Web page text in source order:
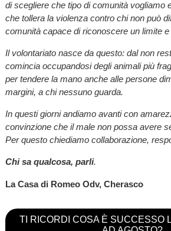
di scegliere che tipo di comunità vogliamo
che tollera la violenza contro chi non può
comunità capace di riconoscere un limite e
Il volontariato nasce da questo: dal non
comincia occupandosi degli animali più
per tendere la mano anche alle persone
margini, a chi nessuno guarda.
In questi giorni andiamo avanti con
convinzione che il male non possa avere
Per questo chiediamo collaborazione,
Chi sa qualcosa, parli.
La Casa di Romeo Odv, Cherasco
TI RICORDI COSA È SUCCESSO